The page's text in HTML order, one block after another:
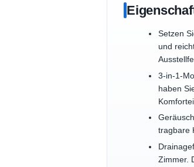
Setzen
und
3-in-1-
haben
tragbare
Zimmer.